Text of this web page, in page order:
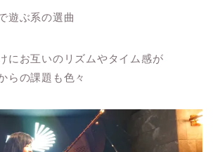
遊ぶ系の選曲
にお互いのリズムやタイム感が
らの課題も色々